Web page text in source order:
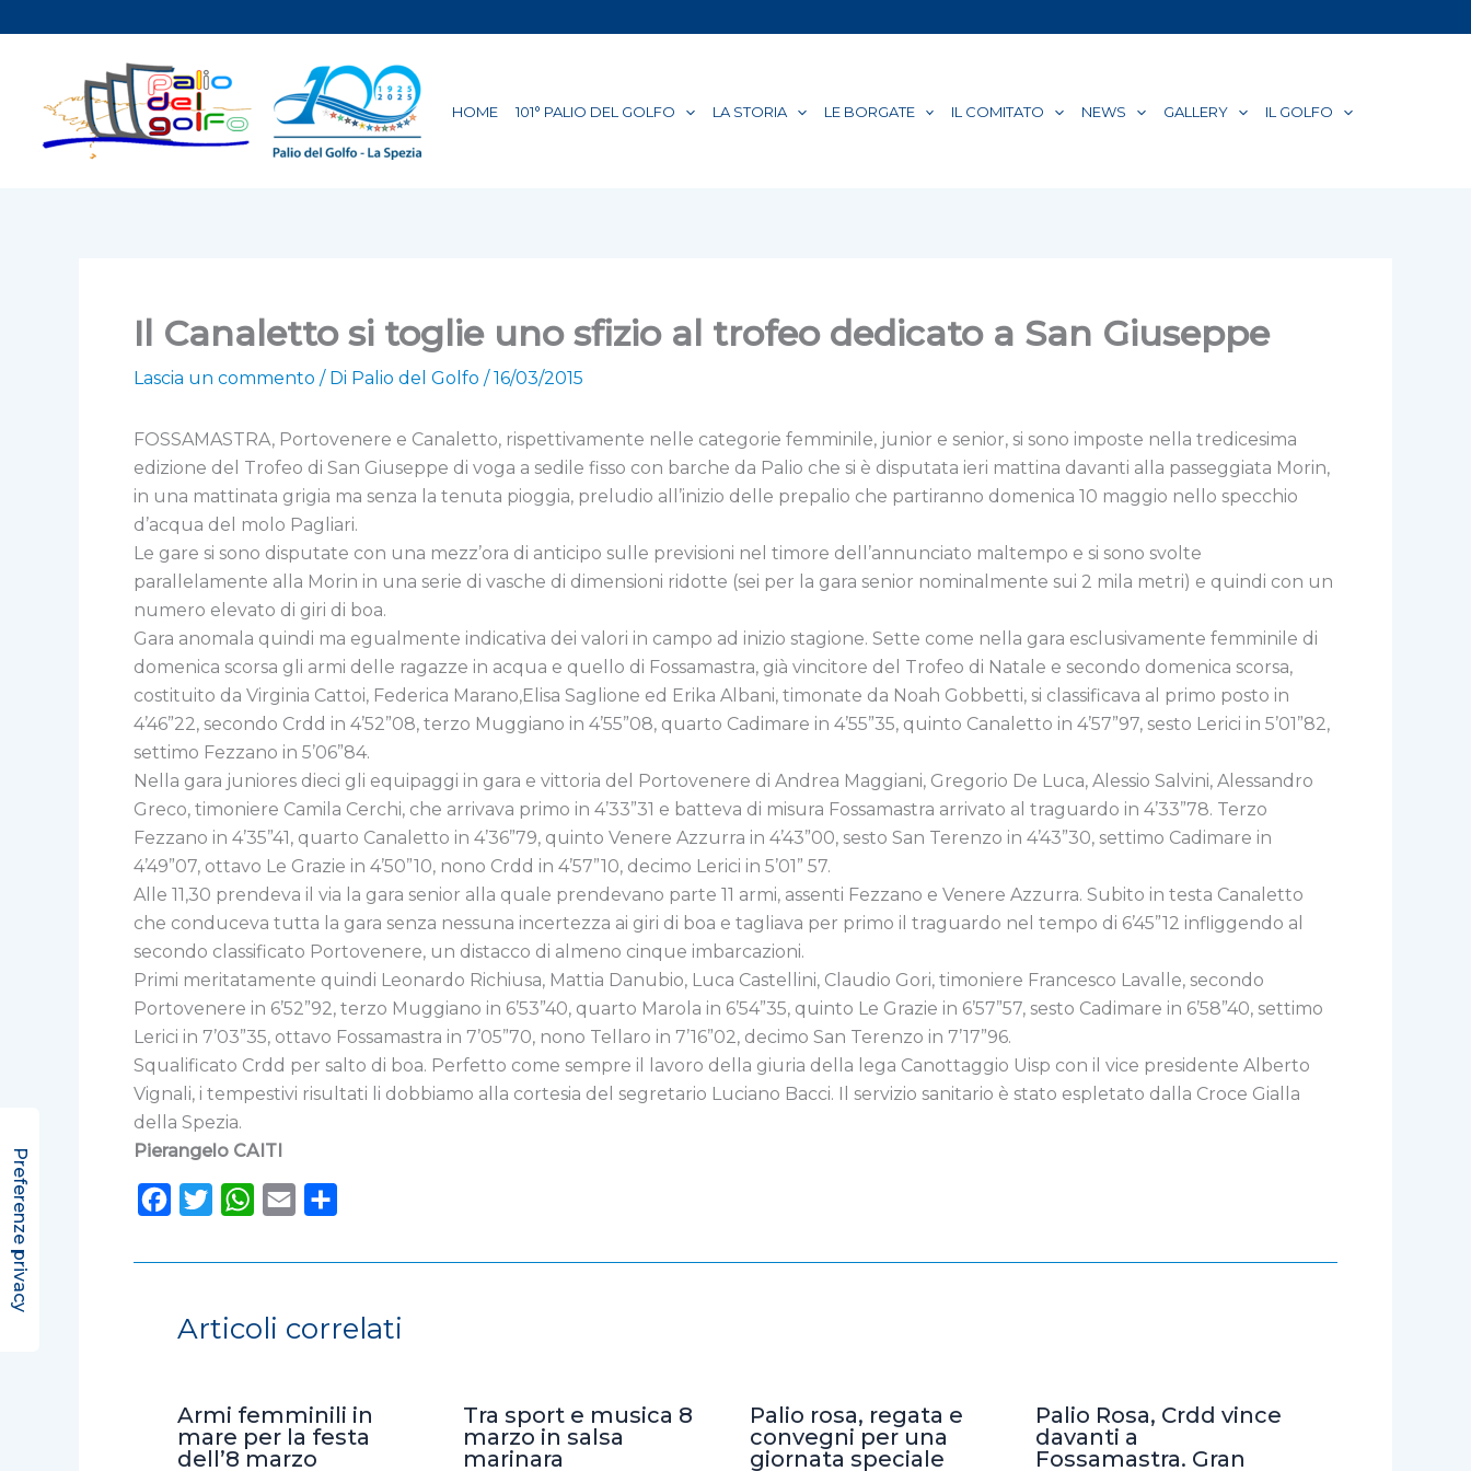
al
HOME 101° PALIO DEL GOLFO LA STORIA LE BORGATE IL COMITATO NEWS GALLERY IL GOLFO
Il Canaletto si toglie uno sfizio al trofeo dedicato a San Giuseppe
Lascia un commento / Di Palio del Golfo /16/03/2015
FOSSAMASTRA, Portovenere e Canaletto, rispettivamente nelle categorie femminile, junior e senior, si sono imposte nella tredicesima
edizione del Trofeo di San Giuseppe di voga a sedile fisso con barche da Palio che si è disputata ieri mattina davanti alla passeggiata Morin,
in una mattinata grigia ma senza la tenuta pioggia, preludio all’inizio delle prepalio che partiranno domenica 10 maggio nello specchio
d’acqua del molo Pagliari.
Le gare si sono disputate con una mezz’ora di anticipo sulle previsioni nel timore dell’annunciato maltempo e si sono svolte
parallelamente alla Morin in una serie di vasche di dimensioni ridotte (sei per la gara senior nominalmente sui 2 mila metri) e quindi con un
numero elevato di giri di boa.
Gara anomala quindi ma egualmente indicativa dei valori in campo ad inizio stagione. Sette come nella gara esclusivamente femminile di
domenica scorsa gli armi delle ragazze in acqua e quello di Fossamastra, già vincitore del Trofeo di Natale e secondo domenica scorsa,
costituito da Virginia Cattoi, Federica Marano,Elisa Saglione ed Erika Albani, timonate da Noah Gobbetti, si classificava al primo posto in
4’46”22, secondo Crdd in 4’52”08, terzo Muggiano in 4’55”08, quarto Cadimare in 4’55”35, quinto Canaletto in 4’57”97, sesto Lerici in 5’01”82,
settimo Fezzano in 5’06”84.
Nella gara juniores dieci gli equipaggi in gara e vittoria del Portovenere di Andrea Maggiani, Gregorio De Luca, Alessio Salvini, Alessandro
Greco, timoniere Camila Cerchi, che arrivava primo in 4’33”31 e batteva di misura Fossamastra arrivato al traguardo in 4’33”78. Terzo
Fezzano in 4’35”41, quarto Canaletto in 4’36”79, quinto Venere Azzurra in 4’43”00, sesto San Terenzo in 4’43”30, settimo Cadimare in
4’49”07, ottavo Le Grazie in 4’50”10, nono Crdd in 4’57”10, decimo Lerici in 5’01” 57.
Alle 11,30 prendeva il via la gara senior alla quale prendevano parte 11 armi, assenti Fezzano e Venere Azzurra. Subito in testa Canaletto
che conduceva tutta la gara senza nessuna incertezza ai giri di boa e tagliava per primo il traguardo nel tempo di 6’45”12 infliggendo al
secondo classificato Portovenere, un distacco di almeno cinque imbarcazioni.
Primi meritatamente quindi Leonardo Richiusa, Mattia Danubio, Luca Castellini, Claudio Gori, timoniere Francesco Lavalle, secondo
Portovenere in 6’52”92, terzo Muggiano in 6’53”40, quarto Marola in 6’54”35, quinto Le Grazie in 6’57”57, sesto Cadimare in 6’58”40, settimo
Lerici in 7’03”35, ottavo Fossamastra in 7’05”70, nono Tellaro in 7’16”02, decimo San Terenzo in 7’17”96.
Squalificato Crdd per salto di boa. Perfetto come sempre il lavoro della giuria della lega Canottaggio Uisp con il vice presidente Alberto
Vignali, i tempestivi risultati li dobbiamo alla cortesia del segretario Luciano Bacci. Il servizio sanitario è stato espletato dalla Croce Gialla
della Spezia.
Pierangelo CAITI
c
b
k
i
t
W
a
s
p
a
l
n
i
d
Articoli correlati
Armi femminili in
mare per la festa
dell’8 marzo
Tra sport e musica 8
marzo in salsa
marinara
Palio rosa, regata e
convegni per una
giornata speciale
Palio Rosa, Crdd vince
davanti a
Fossamastra. Gran